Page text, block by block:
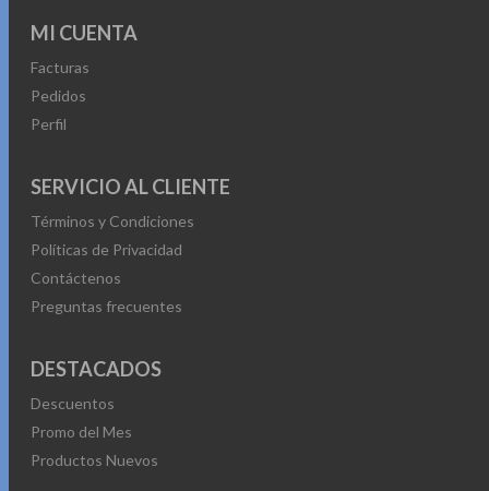
MI CUENTA
Facturas
Pedidos
Perfil
SERVICIO AL CLIENTE
Términos y Condiciones
Políticas de Privacidad
Contáctenos
Preguntas frecuentes
DESTACADOS
Descuentos
Promo del Mes
Productos Nuevos